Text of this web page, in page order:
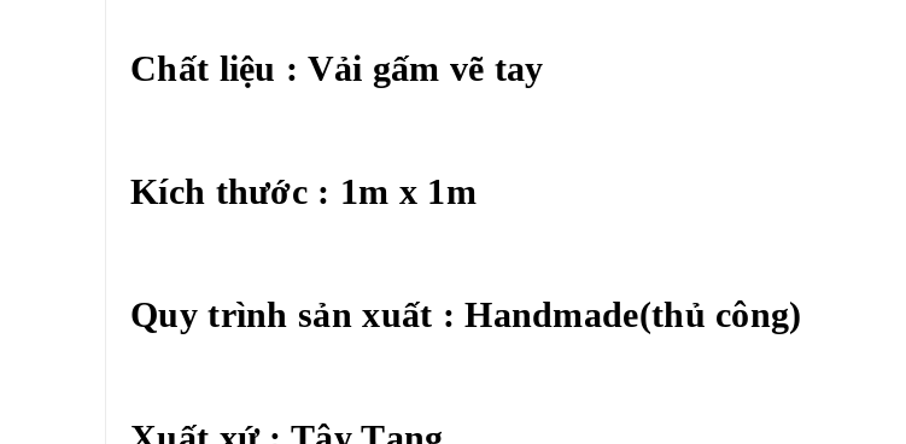
Chất liệu : Vải gấm vẽ tay
Kích thước : 1m x 1m
Quy trình sản xuất : Handmade(thủ công)